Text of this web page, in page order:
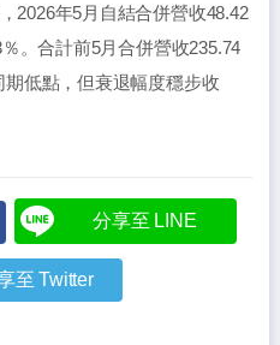
2026年5月自結合併營收48.42
。合計前5月合併營收235.74
低點，但衰退幅度穩步收
分享至 LINE
至 Twitter